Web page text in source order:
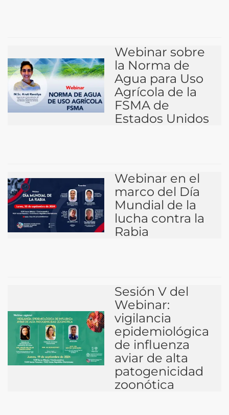
Webinar sobre
la Norma de
Agua para Uso
Agrícola de la
FSMA de
Estados Unidos
Webinar en el
marco del Día
Mundial de la
lucha contra la
Rabia
Sesión V del
Webinar:
vigilancia
epidemiológica
de influenza
aviar de alta
patogenicidad
zoonótica